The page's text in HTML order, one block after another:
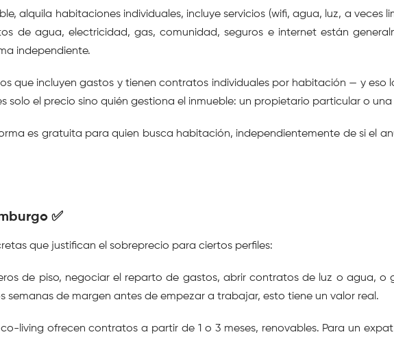
alquila habitaciones individuales, incluye servicios (wifi, agua, luz, a veces
de agua, electricidad, gas, comunidad, seguros e internet están
independiente.
que incluyen gastos y tienen contratos individuales por habitación — y eso
solo el precio sino quién gestiona el inmueble: un propietario particular o
es gratuita para quien busca habitación, independientemente de si el
✅
que justifican el sobreprecio para ciertos perfiles:
de piso, negociar el reparto de gastos, abrir contratos de luz o agua, o
de margen antes de empezar a trabajar, esto tiene un valor real.
living ofrecen contratos a partir de 1 o 3 meses, renovables. Para un